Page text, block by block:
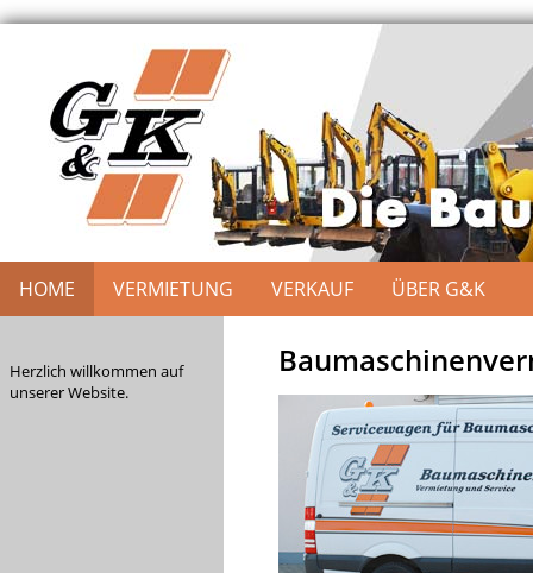
HOME VERMIETUNG VERKAUF ÜBER G&K
Herzlich willkommen auf
unserer Website.